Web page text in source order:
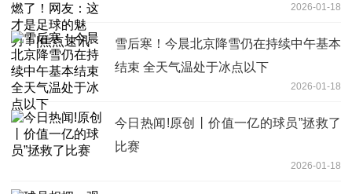
2026-01-18
雪后寒！今晨北京降雪仍在持续中午基本
结束 全天气温处于冰点以下
2026-01-18
今日热闻!原创丨价值一亿的球员”拯救了
比赛
2026-01-18